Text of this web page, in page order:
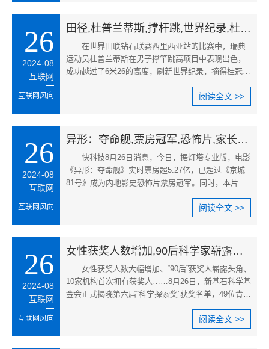
26
2024-08
互联网
互联网风向
田径,杜普兰蒂斯,撑杆跳,世界纪录,杜普兰蒂斯刷新纪录,撑杆跳高比赛回顾
在世界田联钻石联赛西里西亚站的比赛中，瑞典
运动员杜普兰蒂斯在男子撑竿跳高项目中表现出色，
成功越过了6米26的高度，刷新世界纪录，摘得桂冠。
阅读全文 >>
26
2024-08
互联网
互联网风向
异形：夺命舰,票房冠军,恐怖片,家长争议,未成年人观影风险,2024暑期档电影
快科技8月26日消息，今日，据灯塔专业版，电影
《异形：夺命舰》实时票房超5.27亿，已超过《京城
81号》成为内地影史恐怖片票房冠军。同时，本片档
阅读全文 >>
26
2024-08
互联网
互联网风向
女性获奖人数增加,90后科学家崭露头角,科学探索奖第六届,新基石科学基金会,青年科技人才资助,科学探索奖获奖名单
女性获奖人数大幅增加、“90后”获奖人崭露头角、
10家机构首次拥有获奖人……8月26日，新基石科学基
金会正式揭晓第六届“科学探索奖”获奖名单，49位青年
阅读全文 >>